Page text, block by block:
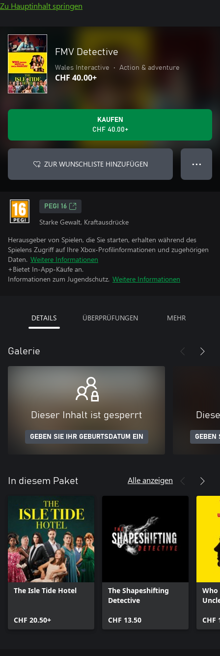
Zu Hauptinhalt springen
FMV Detective
Wales Interactive • Action & adventure
CHF 40.00+
KAUFEN
CHF 40.00+
ZUR WUNSCHLISTE HINZUFÜGEN ● ● ●
PEGI 16
Starke Gewalt, Kraftausdrücke
Herausgeber von Spielen, die Sie starten, erhalten während des
Spielens Zugriff auf Ihre Xbox-Profilinformationen und zugehörigen
Daten. Weitere Informationen
+Bietet In-App-Käufe an.
Informationen zum Jugendschutz. Weitere Informationen
DETAILS ÜBERPRÜFUNGEN MEHR
Galerie
Dieser Inhalt ist gesperrt
GEBEN SIE IHR GEBURTSDATUM EIN GEBEN
In diesem Paket Alle anzeigen
The Isle Tide Hotel
CHF 20.50+
The Shapeshifting
Detective
CHF 13.50
Who
CHF